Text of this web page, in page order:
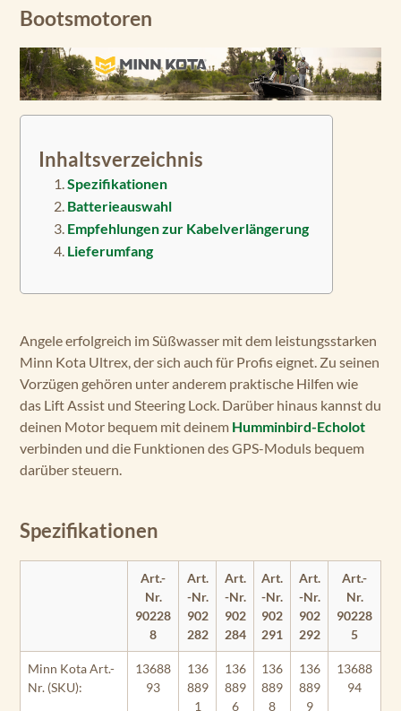
Bootsmotoren
Inhaltsverzeichnis
Spezifikationen
Batterieauswahl
Empfehlungen zur Kabelverlängerung
Lieferumfang
Angele erfolgreich im Süßwasser mit dem leistungsstarken
Minn Kota Ultrex, der sich auch für Profis eignet. Zu seinen
Vorzügen gehören unter anderem praktische Hilfen wie
das Lift Assist und Steering Lock. Darüber hinaus kannst du
deinen Motor bequem mit deinem Humminbird-Echolot
verbinden und die Funktionen des GPS-Moduls bequem
darüber steuern.
Spezifikationen
Art.-
Nr.
90228
8
Art.
-Nr.
902
282
Art.
-Nr.
902
284
Art.
-Nr.
902
291
Art.
-Nr.
902
292
Art.-
Nr.
90228
5
Minn Kota Art.-
Nr. (SKU):
13688
93
136
889
1
136
889
6
136
889
8
136
889
9
13688
94